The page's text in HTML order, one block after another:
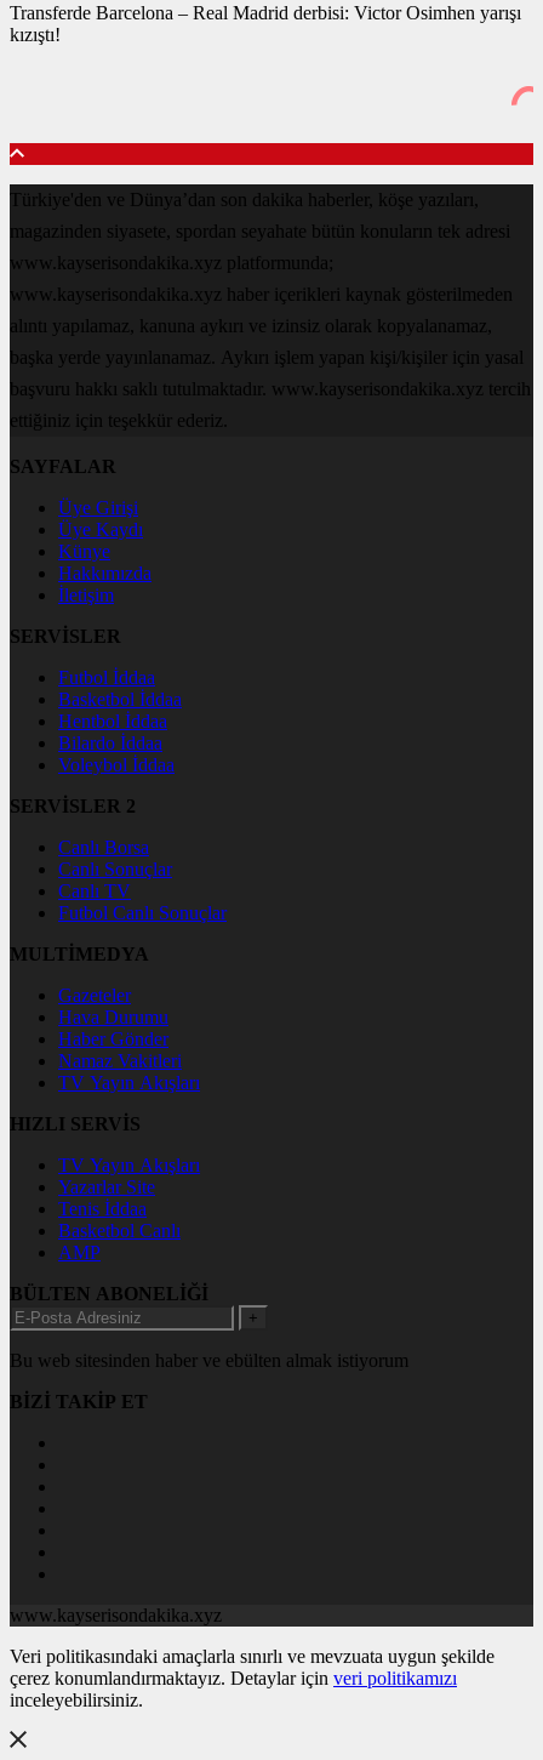
Transferde Barcelona – Real Madrid derbisi: Victor Osimhen yarışı
kızıştı!
Türkiye'den ve Dünya’dan son dakika haberler, köşe yazıları,
magazinden siyasete, spordan seyahate bütün konuların tek adresi
www.kayserisondakika.xyz platformunda;
www.kayserisondakika.xyz haber içerikleri kaynak gösterilmeden
alıntı yapılamaz, kanuna aykırı ve izinsiz olarak kopyalanamaz,
başka yerde yayınlanamaz. Aykırı işlem yapan kişi/kişiler için yasal
başvuru hakkı saklı tutulmaktadır. www.kayserisondakika.xyz tercih
ettiğiniz için teşekkür ederiz.
SAYFALAR
Üye Girişi
Üye Kaydı
Künye
Hakkımızda
İletişim
SERVİSLER
Futbol İddaa
Basketbol İddaa
Hentbol İddaa
Bilardo İddaa
Voleybol İddaa
SERVİSLER 2
Canlı Borsa
Canlı Sonuçlar
Canlı TV
Futbol Canlı Sonuçlar
MULTİMEDYA
Gazeteler
Hava Durumu
Haber Gönder
Namaz Vakitleri
TV Yayın Akışları
HIZLI SERVİS
TV Yayın Akışları
Yazarlar Site
Tenis İddaa
Basketbol Canlı
AMP
BÜLTEN ABONELİĞİ
+
Bu web sitesinden haber ve ebülten almak istiyorum
BİZİ TAKİP ET
www.kayserisondakika.xyz
Veri politikasındaki amaçlarla sınırlı ve mevzuata uygun şekilde
çerez konumlandırmaktayız. Detaylar için veri politikamızı
inceleyebilirsiniz.